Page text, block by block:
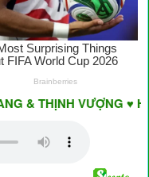
VƯỢNG ♥ Have A